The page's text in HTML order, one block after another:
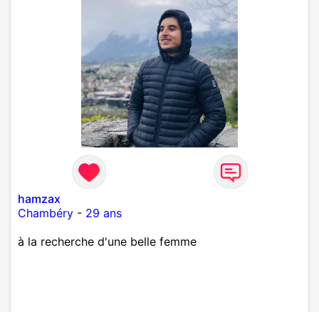
hamzax
Chambéry - 29 ans
à la recherche d'une belle femme